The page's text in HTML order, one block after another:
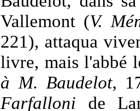
Vallemont (V.
221), attaqua
livre, mais l'abbé
à M. Baudelot,
Farfalloni de